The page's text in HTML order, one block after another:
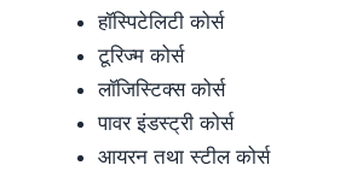
हॉस्पिटेलिटी कोर्स
टूरिज्म कोर्स
लॉजिस्टिक्स कोर्स
पावर इंडस्ट्री कोर्स
आयरन तथा स्टील कोर्स